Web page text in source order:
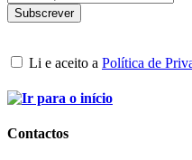
Li e aceito a Política de
Contactos